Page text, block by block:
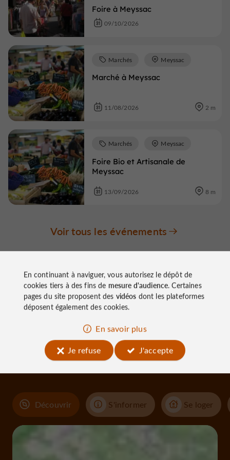
Foire à Meyssac
09/10/2026
Marché à Meyssac
Marchés Meyssac
11/08/2026 2 m
Foire Bio et Artisanale de
Meyssac
Marchés Meyssac
13/09/2026 8 m
Voir tous les événements
À découvrir
aux
alentours
Découvrir S'informer Se loger
En continuant à naviguer, vous autorisez le dépôt de
cookies tiers à des fins de mesure d'audience. Certaines
pages du site proposent des vidéos dont les plateformes
déposent également des cookies.
En savoir plus
Je refuse
J'accepte